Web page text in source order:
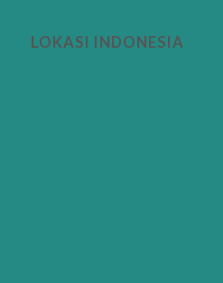
LOKASI INDONESIA